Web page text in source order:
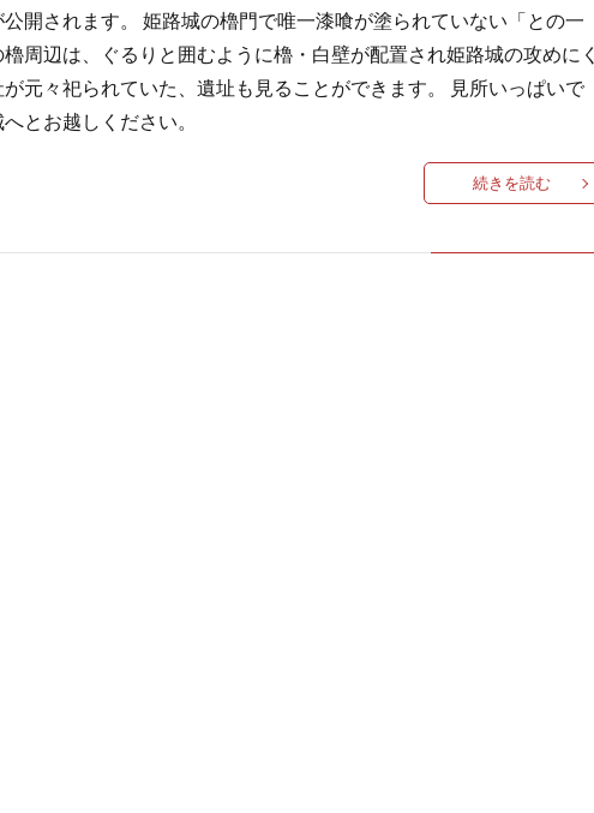
開されます。 姫路城の櫓門で唯一漆喰が塗られていない「との一
周辺は、ぐるりと囲むように櫓・白壁が配置され姫路城の攻めにく
元々祀られていた、遺址も見ることができます。 見所いっぱいで
とお越しください。
続きを読む